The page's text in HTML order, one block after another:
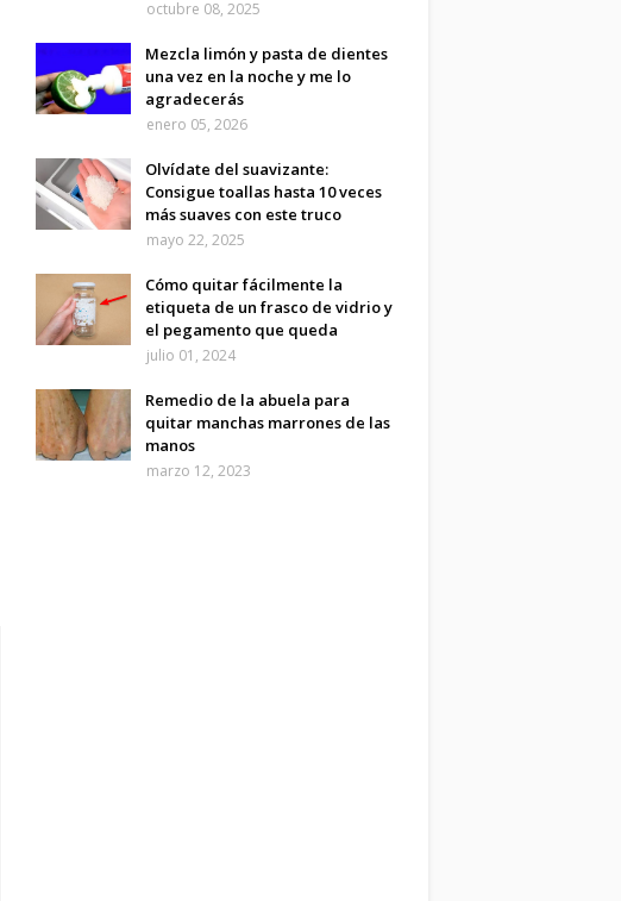
octubre 08, 2025
Mezcla limón y pasta de dientes
una vez en la noche y me lo
agradecerás
enero 05, 2026
Olvídate del suavizante:
Consigue toallas hasta 10 veces
más suaves con este truco
mayo 22, 2025
Cómo quitar fácilmente la
etiqueta de un frasco de vidrio y
el pegamento que queda
julio 01, 2024
Remedio de la abuela para
quitar manchas marrones de las
manos
marzo 12, 2023